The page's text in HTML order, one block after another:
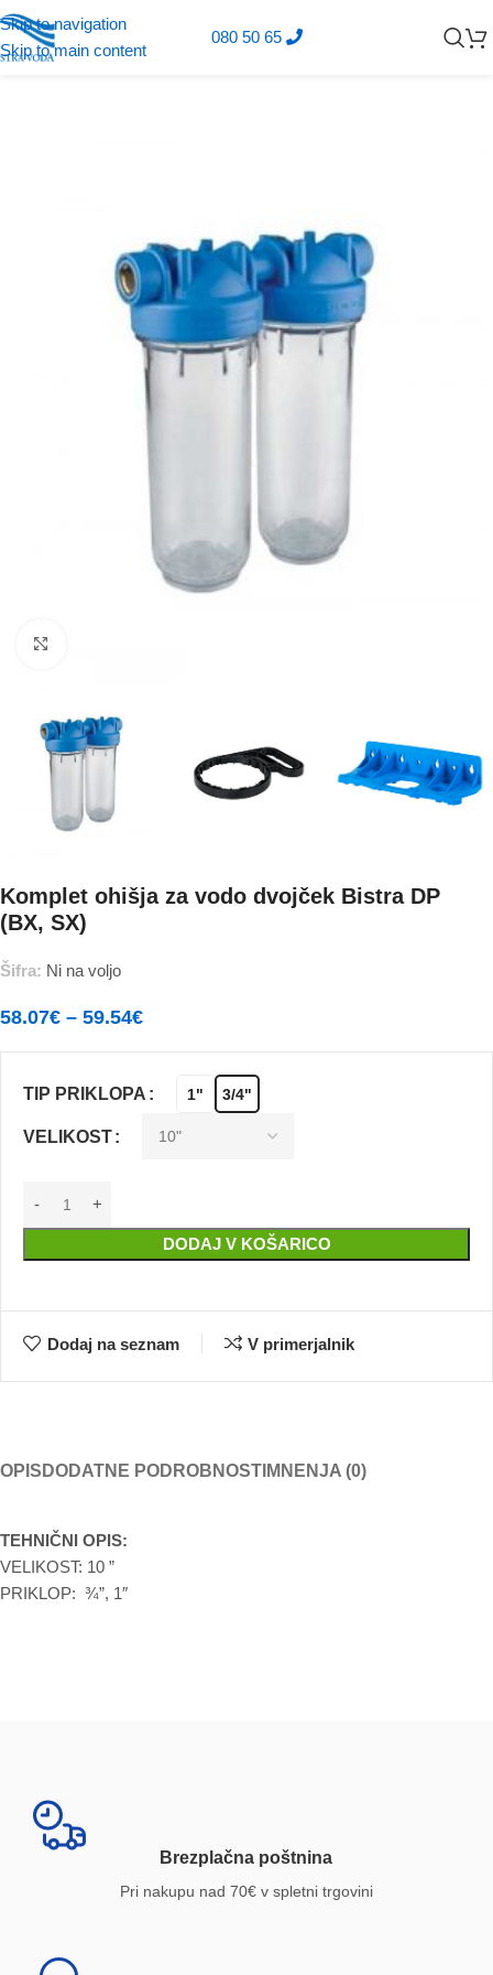
Skip to navigation
Skip to main content
080 50 65
Komplet ohišja za vodo dvojček Bistra DP
(BX, SX)
Šifra: Ni na voljo
58.07€ – 59.54€
TIP PRIKLOPA 1" 3/4"
VELIKOST
DODAJ V KOŠARICO
Dodaj na seznam V primerjalnik
OPIS DODATNE PODROBNOSTI MNENJA (0)
TEHNIČNI OPIS:
VELIKOST: 10 ”
PRIKLOP: ¾”, 1″
Brezplačna poštnina
Pri nakupu nad 70€ v spletni trgovini